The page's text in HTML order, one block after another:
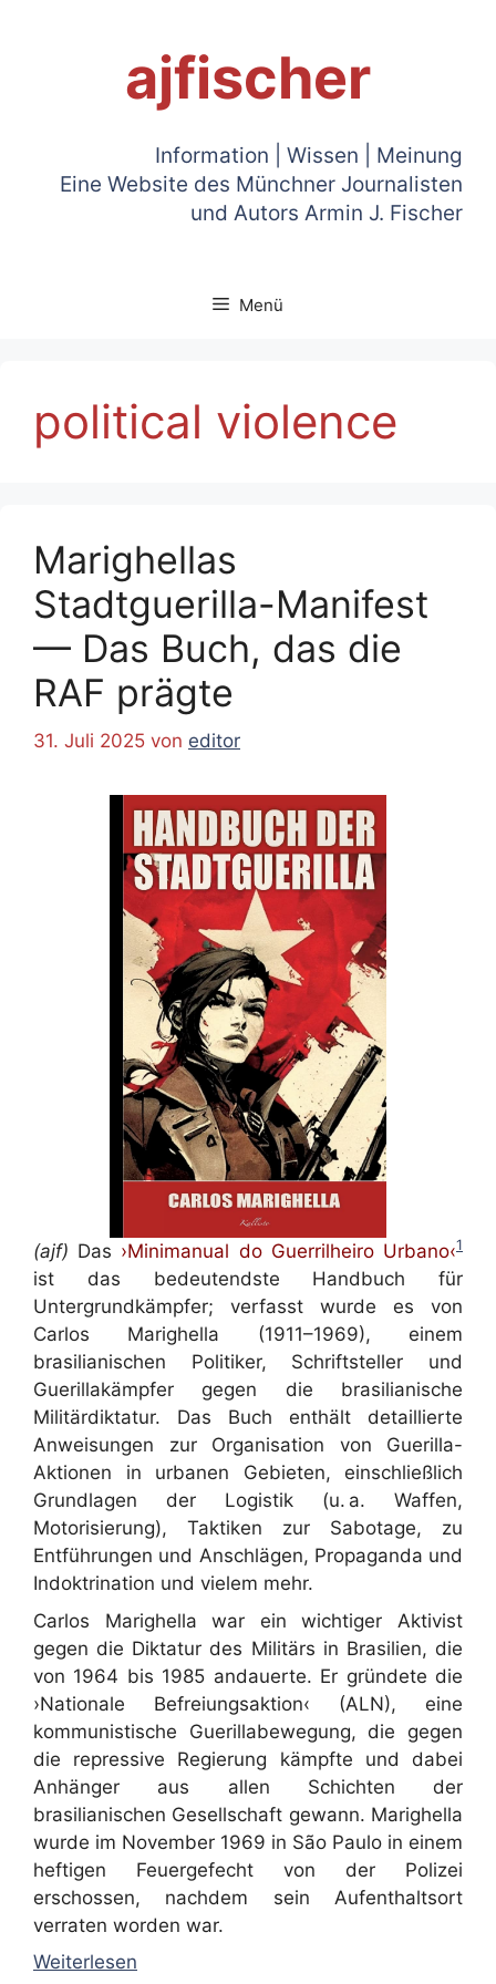
ajfischer
Information | Wissen | Meinung
Eine Website des Münchner Journalisten
und Autors Armin J. Fischer
Menü
political violence
Marighellas
Stadtguerilla-Manifest
— Das Buch, das die
RAF prägte
31. Juli 2025 von editor
(ajf) Das ›Minimanual do Guerrilheiro Urbano‹1
ist das bedeutendste Handbuch für
Untergrundkämpfer; verfasst wurde es von
Carlos Marighella (1911–1969), einem
brasilianischen Politiker, Schriftsteller und
Guerillakämpfer gegen die brasilianische
Militärdiktatur. Das Buch enthält detaillierte
Anweisungen zur Organisation von Guerilla-
Aktionen in urbanen Gebieten, einschließlich
Grundlagen der Logistik (u. a. Waffen,
Motorisierung), Taktiken zur Sabotage, zu
Entführungen und Anschlägen, Propaganda und
Indoktrination und vielem mehr.
Carlos Marighella war ein wichtiger Aktivist
gegen die Diktatur des Militärs in Brasilien, die
von 1964 bis 1985 andauerte. Er gründete die
›Nationale Befreiungsaktion‹ (ALN), eine
kommunistische Guerillabewegung, die gegen
die repressive Regierung kämpfte und dabei
Anhänger aus allen Schichten der
brasilianischen Gesellschaft gewann. Marighella
wurde im November 1969 in São Paulo in einem
heftigen Feuergefecht von der Polizei
erschossen, nachdem sein Aufenthaltsort
verraten worden war.
Weiterlesen